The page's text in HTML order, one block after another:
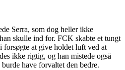
Serra, som dog heller ikke
skulle ind for. FCK skabte et tungt
forsøgte at give holdet luft ved at
ikke rigtig, og han mistede også
have forvaltet den bedre.